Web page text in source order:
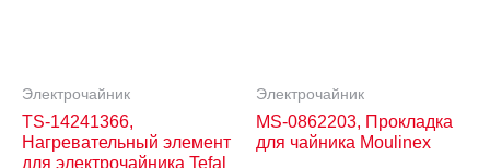
Электрочайник
TS-14241366,
Нагревательный элемент
для электрочайника Tefal
Электрочайник
MS-0862203, Прокладка
для чайника Moulinex